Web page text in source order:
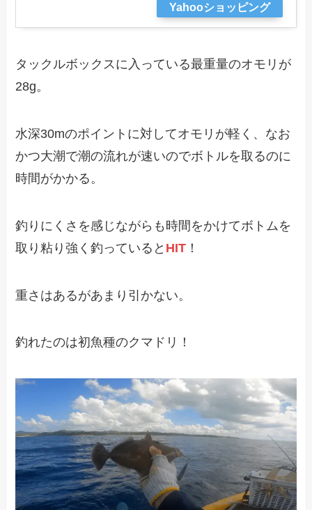
Yahooショッピング
タックルボックスに入っている最重量のオモリが
28g。
水深30mのポイントに対してオモリが軽く、なお
かつ大潮で潮の流れが速いのでボトルを取るのに
時間がかかる。
釣りにくさを感じながらも時間をかけてボトムを
取り粘り強く釣っていると HIT ！
重さはあるがあまり引かない。
釣れたのは初魚種のクマドリ！